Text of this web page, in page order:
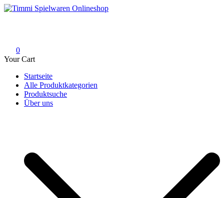
Skip
0
Your Cart
Startseite
Alle Produktkategorien
Produktsuche
Über uns